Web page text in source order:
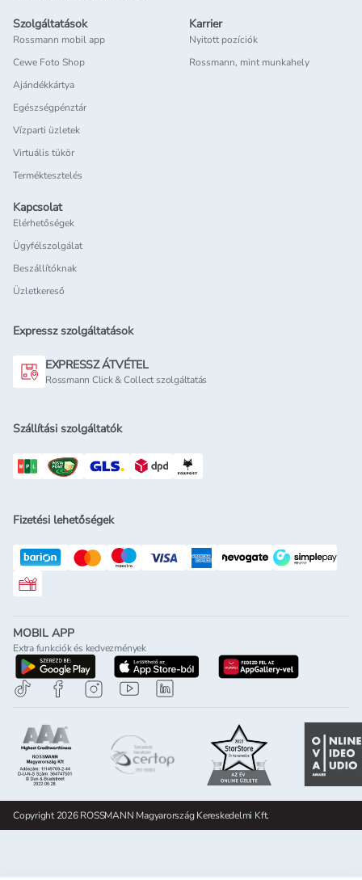
Szolgáltatások
Rossmann mobil app
Cewe Foto Shop
Ajándékkártya
Egészségpénztár
Vízparti üzletek
Virtuális tükör
Terméktesztelés
Karrier
Nyitott pozíciók
Rossmann, mint munkahely
Kapcsolat
Elérhetőségek
Ügyfélszolgálat
Beszállítóknak
Üzletkereső
Expressz szolgáltatások
EXPRESSZ ÁTVÉTEL
Rossmann Click & Collect szolgáltatás
Szállítási szolgáltatók
Fizetési lehetőségek
Rossmann ajándékkártya
MOBIL APP
Extra funkciók és kedvezmények
letöltés a google-play-rölletöltés az app-store-ból
letöltés
Copyright 2026 ROSSMANN Magyarország Kereskedelmi Kft.